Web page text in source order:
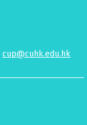
cup@cuhk.edu.hk